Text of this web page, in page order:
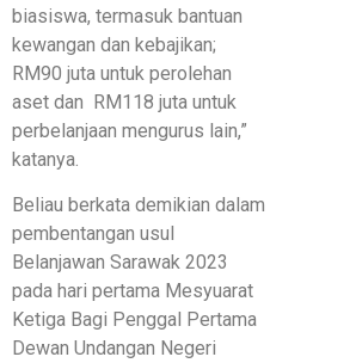
biasiswa, termasuk bantuan
kewangan dan kebajikan; ​
RM90 juta untuk perolehan
aset dan RM118 juta untuk
perbelanjaan mengurus lain,”
katanya.
Beliau berkata demikian dalam
pembentangan usul
Belanjawan Sarawak 2023
pada hari pertama Mesyuarat
Ketiga Bagi Penggal Pertama
Dewan Undangan Negeri